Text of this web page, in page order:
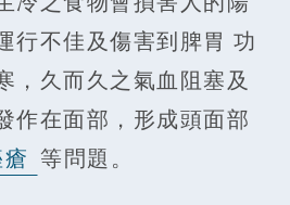
行不佳及傷害到脾胃 功
，久而久之氣血阻塞及
作在面部，形成頭面部
等問題。